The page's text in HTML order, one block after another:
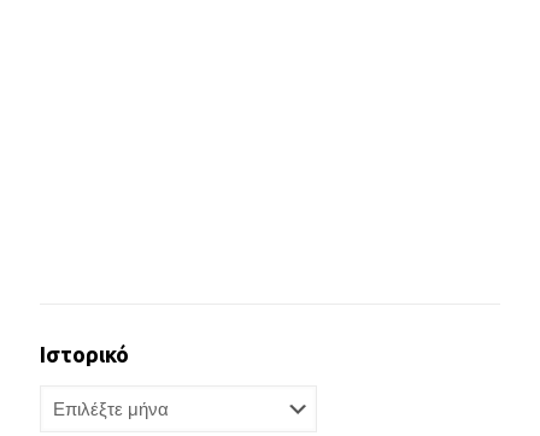
Ιστορικό